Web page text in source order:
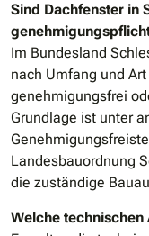
Sind Dachfenster in
Im Bundesland
nach Umfang und
genehmigungsfrei
Grundlage ist unter
Landesbauordnung
die zuständige
Welche